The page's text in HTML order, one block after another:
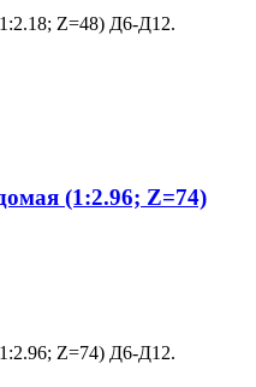
Z=48) Д6-Д12.
(1:2.96; Z=74)
Z=74) Д6-Д12.